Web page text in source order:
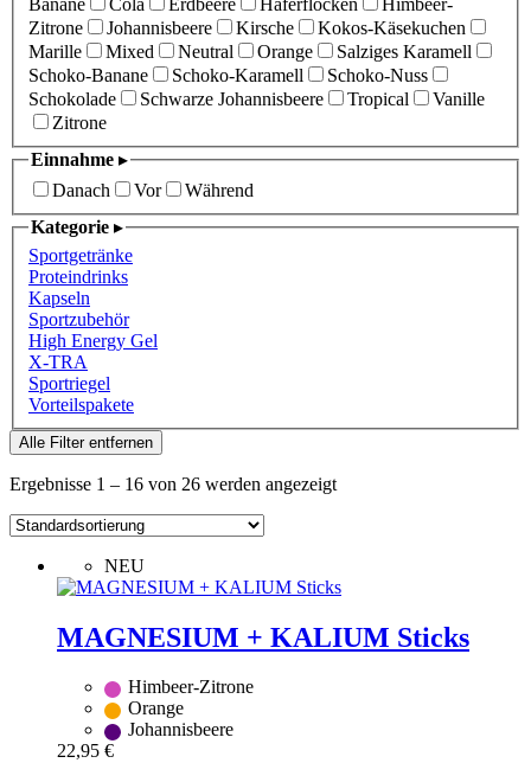
Banane
Cola Erdbeere Haferflocken
Himbeer-
Zitrone
Johannisbeere Kirsche
Kokos-Käsekuchen
Marille
Mixed Neutral Orange
Salziges Karamell
Schoko-Banane
Schoko-Karamell
Schoko-Nuss
Schokolade
Schwarze Johannisbeere Tropical
Vanille
Zitrone
Einnahme ▸
Danach
Vor
Während
Kategorie ▸
Sportgetränke
Proteindrinks
Kapseln
Sportzubehör
High Energy Gel
X-TRA
Sportriegel
Vorteilspakete
Alle Filter entfernen
Ergebnisse 1 – 16 von 26 werden angezeigt
NEU
MAGNESIUM + KALIUM Sticks
Himbeer-Zitrone
Orange
Johannisbeere
22,95 €